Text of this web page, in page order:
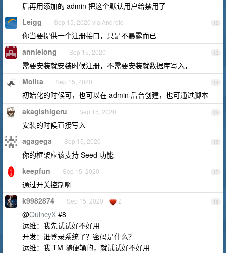
后再用添加的 admin 把这个默认用户给禁用了
12
Leigg Sep 15, 2020 via Android
你当要提供一个注册接口，只是不暴露而已
13
annielong Sep 15, 2020
需要安装就安装时候注册，不需要安装就数据库写入，
14
Molita Sep 15, 2020
初始化的时候可，也可以在 admin 后台创建，也可通过脚本
15
akagishigeru Sep 15, 2020
安装的时候直接写入
16
agagega Sep 15, 2020
你的框架应该支持 Seed 功能
17
keepfun Sep 15, 2020
通过开关控制啊
18
k9982874 Sep 15, 2020 2
@QuincyX #8
运维：我先试试好不好用
开发：谁登录系统了？密码是什么？
运维：我 TM 随便输的，就试试好不好用